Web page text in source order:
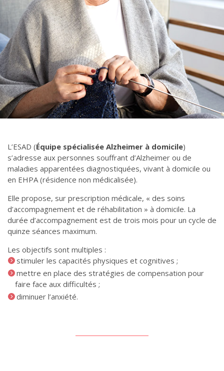
L’ESAD (Équipe spécialisée Alzheimer à domicile)
s’adresse aux personnes souffrant d’Alzheimer ou de
maladies apparentées diagnostiquées, vivant à domicile ou
en EHPA (résidence non médicalisée).
Elle propose, sur prescription médicale, « des soins
d’accompagnement et de réhabilitation » à domicile. La
durée d’accompagnement est de trois mois pour un cycle de
quinze séances maximum.
Les objectifs sont multiples :
stimuler les capacités physiques et cognitives ;
mettre en place des stratégies de compensation pour
faire face aux difficultés ;
diminuer l’anxiété.